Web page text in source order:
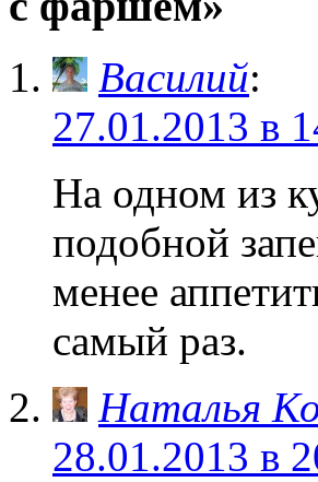
Василий:
27.01.2013 в
На одном из
подобной
менее
самый раз.
Наталья
28.01.2013 в